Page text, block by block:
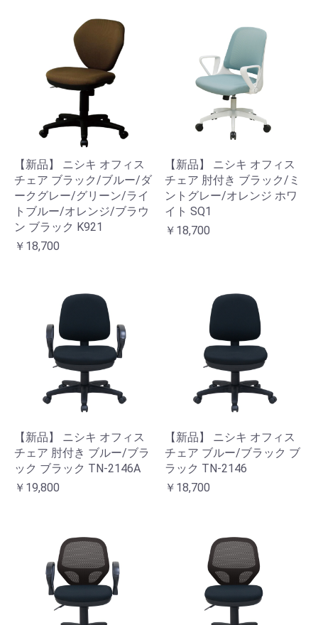
【新品】 ニシキ オフィス
チェア ブラック/ブルー/ダ
ークグレー/グリーン/ライ
トブルー/オレンジ/ブラウ
ン ブラック K921
￥18,700
【新品】 ニシキ オフィス
チェア 肘付き ブラック/ミ
ントグレー/オレンジ ホワ
イト SQ1
￥18,700
【新品】 ニシキ オフィス
チェア 肘付き ブルー/ブラ
ック ブラック TN-2146A
￥19,800
【新品】 ニシキ オフィス
チェア ブルー/ブラック ブ
ラック TN-2146
￥18,700